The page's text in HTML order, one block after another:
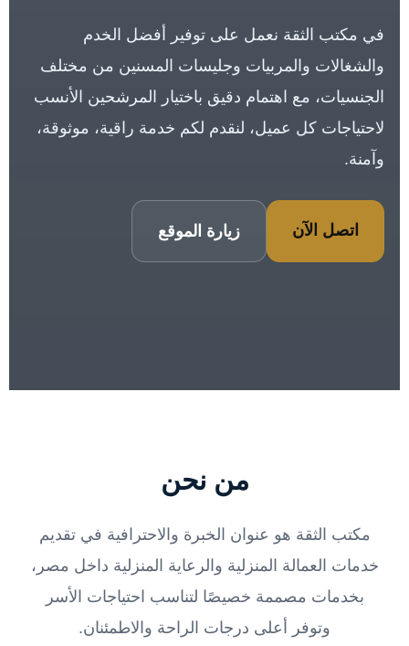
في مكتب الثقة نعمل على توفير أفضل الخدم
والشغالات والمربيات وجليسات المسنين من مختلف
الجنسيات، مع اهتمام دقيق باختيار المرشحين الأنسب
لاحتياجات كل عميل، لنقدم لكم خدمة راقية، موثوقة،
وآمنة.
اتصل الآن زيارة الموقع
من نحن
مكتب الثقة هو عنوان الخبرة والاحترافية في تقديم
خدمات العمالة المنزلية والرعاية المنزلية داخل مصر،
بخدمات مصممة خصيصًا لتناسب احتياجات الأسر
وتوفر أعلى درجات الراحة والاطمئنان.